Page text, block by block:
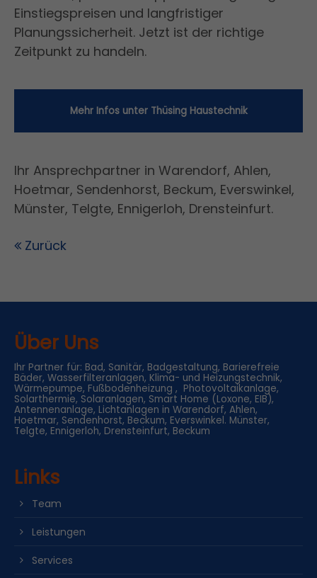
Einstiegspreisen und langfristiger
Planungssicherheit. Jetzt ist der richtige
Zeitpunkt zu handeln.
Mehr Infos unter Thüsing Haustechnik
Ihr Ansprechpartner in Warendorf, Ahlen,
Hoetmar, Sendenhorst, Beckum, Everswinkel,
Münster, Telgte, Ennigerloh, Drensteinfurt.
Zurück
Über Uns
Ihr Partner für: Bad, Sanitär, Badgestaltung, Barierefreie
Bäder, Wasserfilteranlagen, Klima- und Heizungstechnik,
Wärmepumpe, Fußbodenheizung , Photovoltaikanlage,
Solarthermie, Solaranlagen, Smart Home (Loxone, EIB),
Antennenanlage, Lichtanlagen in Warendorf, Ahlen,
Hoetmar, Sendenhorst, Beckum, Everswinkel. Münster,
Telgte, Ennigerloh, Drensteinfurt, Beckum
Links
Team
Leistungen
Services